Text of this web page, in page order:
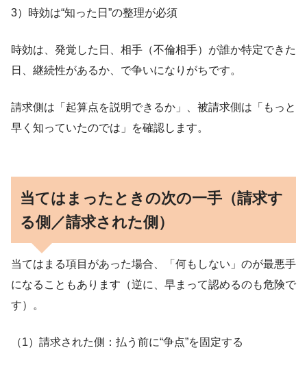
3）時効は“知った日”の整理が必須
時効は、発覚した日、相手（不倫相手）が誰か特定できた
日、継続性があるか、で争いになりがちです。
請求側は「起算点を説明できるか」、被請求側は「もっと
早く知っていたのでは」を確認します。
当てはまったときの次の一手（請求す
る側／請求された側）
当てはまる項目があった場合、「何もしない」のが最悪手
になることもあります（逆に、早まって認めるのも危険で
す）。
（1）請求された側：払う前に“争点”を固定する